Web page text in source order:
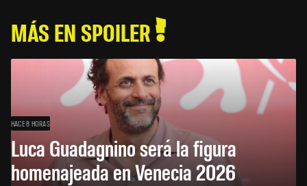
MÁS EN SPOILER
HACE 8 HORAS
Luca Guadagnino será la figura
homenajeada en Venecia 2026